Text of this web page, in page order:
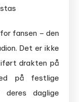
fansen – den
Det er ikke
iført drakten på
på festlige
daglige